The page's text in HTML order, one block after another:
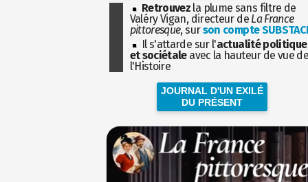
Retrouvez la plume sans filtre de
Valéry Vigan, directeur de La France
pittoresque, surson compte
Il s'attarde sur l'actualité politique
et sociétaleavec la hauteur de vue
l'Histoire
JOURNAL D'UN EXILÉ
DU PRÉSENT